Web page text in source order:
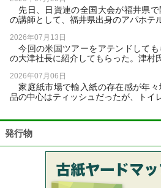
先日、日資連の全国大会が福井県
の講師として、福井県出身のアパホテ
2026年07月13日
今回の米国ツアーをアテンドして
の大津社長に紹介してもらった。津村
2026年07月06日
家庭紙市場で輸入紙の存在感が年々
品の中心はティッシュだったが、トイ
発行物